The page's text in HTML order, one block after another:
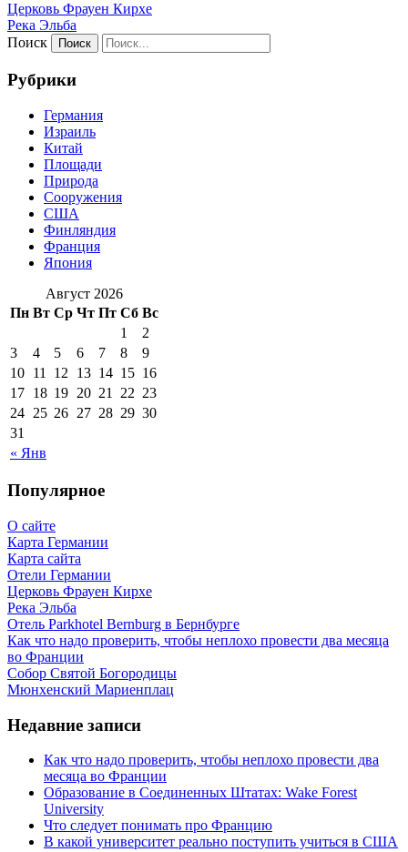
Церковь Фрауен Кирхе
Река Эльба
Поиск
Рубрики
Германия
Израиль
Китай
Площади
Природа
Сооружения
США
Финляндия
Франция
Япония
Август 2026
Пн Вт Ср Чт Пт Сб Вс
« Янв
1
2
3
4 5 6 7 8
9
10 11 12 13 14 15 16
17 18 19 20 21 22 23
24 25 26 27 28 29 30
31
Популярное
О сайте
Карта Германии
Карта сайта
Отели Германии
Церковь Фрауен Кирхе
Река Эльба
Отель Parkhotel Bernburg в Бернбурге
Как что надо проверить, чтобы неплохо провести два месяца
во Франции
Собор Святой Богородицы
Мюнхенский Мариенплац
Недавние записи
Как что надо проверить, чтобы неплохо провести два
месяца во Франции
Образование в Соединенных Штатах: Wake Forest
University
Что следует понимать про Францию
В какой университет реально поступить учиться в США